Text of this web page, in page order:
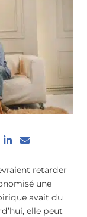
retarder
une
avait du
elle peut